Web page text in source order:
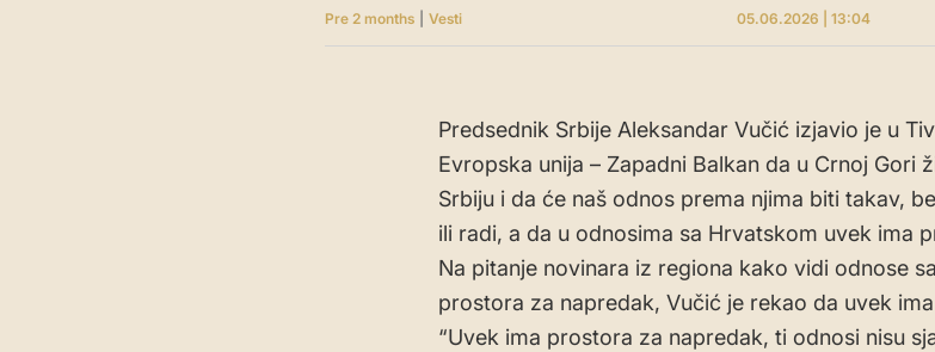
Pre 2 months Vesti 05.06.2026 | 13:04
Predsednik Srbije Aleksandar Vučić izjavio je u
Evropska unija – Zapadni Balkan da u Crnoj Gori
Srbiju i da će naš odnos prema njima biti takav,
ili radi, a da u odnosima sa Hrvatskom uvek ima
Na pitanje novinara iz regiona kako vidi odnose
prostora za napredak, Vučić je rekao da uvek
“Uvek ima prostora za napredak, ti odnosi nisu